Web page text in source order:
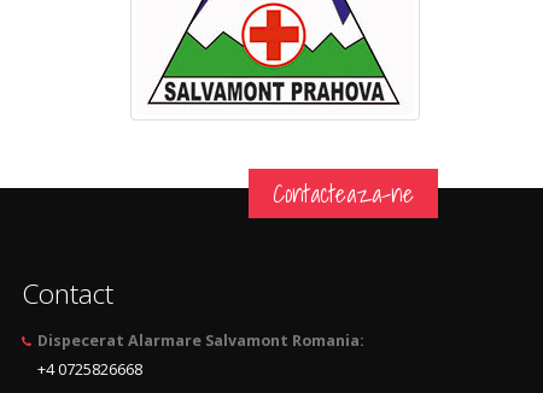
Contacteaza-ne
Contact
Dispecerat Alarmare Salvamont Romania:
+4 0725826668